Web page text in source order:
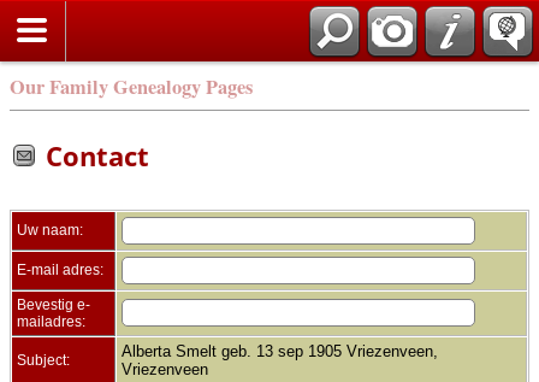
Our Family Genealogy Pages
Contact
Uw naam:
E-mail adres:
Bevestig e-
mailadres:
Subject:
Alberta Smelt geb. 13 sep 1905 Vriezenveen,
Vriezenveen